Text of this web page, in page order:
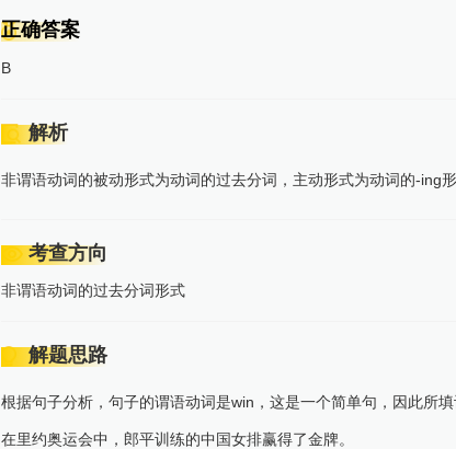
正确答案
B
解析
非谓语动词的被动形式为动词的过去分词，主动形式为动词的-ing形
考查方向
非谓语动词的过去分词形式
解题思路
根据句子分析，句子的谓语动词是win，这是一个简单句，因此所
在里约奥运会中，郎平训练的中国女排赢得了金牌。